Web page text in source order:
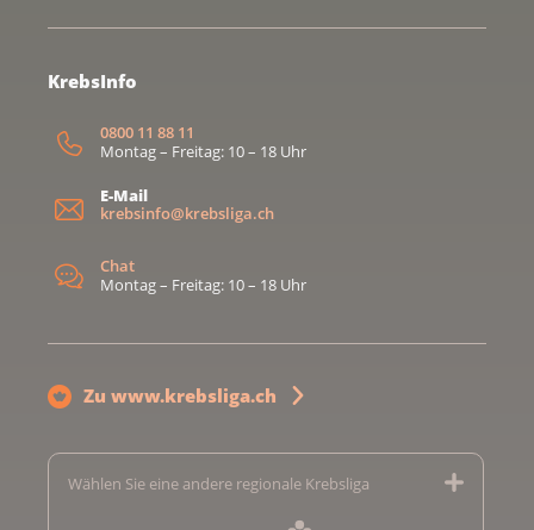
KrebsInfo
0800 11 88 11
Montag – Freitag: 10 – 18 Uhr
E-Mail
krebsinfo@krebsliga.ch
Chat
Montag – Freitag: 10 – 18 Uhr
Zu www.krebsliga.ch
Wählen Sie eine andere regionale Krebsliga